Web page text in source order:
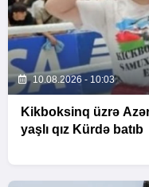
10.08.2026 - 10:03
Kikboksinq üzrə
yaşlı qız Kürdə batıb